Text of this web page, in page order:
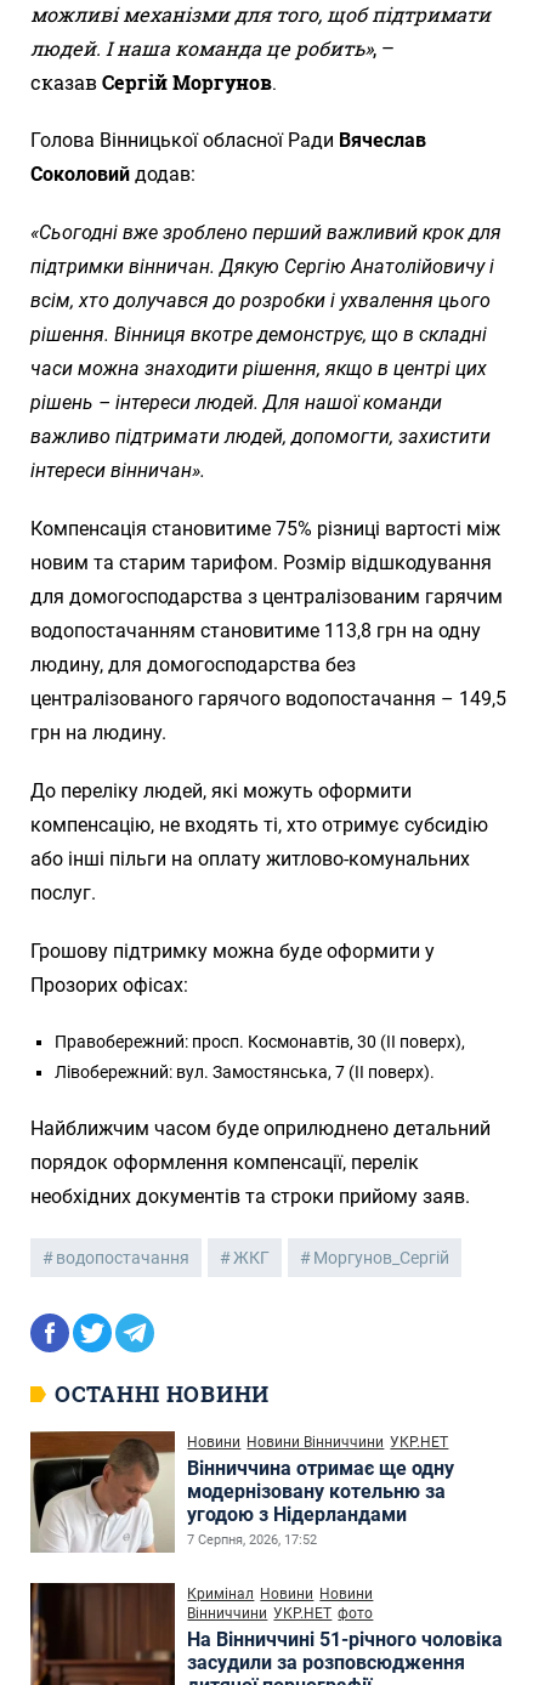
можливі механізми для того, щоб підтримати
людей. І наша команда це робить», –
сказавСергій Моргунов.
Голова Вінницької обласної Ради Вячеслав
Соколовий додав:
«Сьогодні вже зроблено перший важливий крок для
підтримки вінничан. Дякую Сергію Анатолійовичу і
всім, хто долучався до розробки і ухвалення цього
рішення. Вінниця вкотре демонструє, що в складні
часи можна знаходити рішення, якщо в центрі цих
рішень – інтереси людей. Для нашої команди
важливо підтримати людей, допомогти, захистити
інтереси вінничан».
Компенсація становитиме 75% різниці вартості між
новим та старим тарифом. Розмір відшкодування
для домогосподарства з централізованим гарячим
водопостачанням становитиме 113,8 грн на одну
людину, для домогосподарства без
централізованого гарячого водопостачання – 149,5
грн на людину.
До переліку людей, які можуть оформити
компенсацію, не входять ті, хто отримує субсидію
або інші пільги на оплату житлово-комунальних
послуг.
Грошову підтримку можна буде оформити у
Прозорих офісах:
Правобережний: просп. Космонавтів, 30 (II поверх),
Лівобережний: вул. Замостянська, 7 (II поверх).
Найближчим часом буде оприлюднено детальний
порядок оформлення компенсації, перелік
необхідних документів та строки прийому заяв.
водопостачання ЖКГ Моргунов_Сергій
ОСТАННІ НОВИНИ
Новини Новини Вінниччини УКР.НЕТ
Вінниччина отримає ще одну
модернізовану котельню за
угодою з Нідерландами
7 Серпня, 2026, 17:52
Кримінал Новини Новини
Вінниччини УКР.НЕТ фото
На Вінниччині 51-річного чоловіка
засудили за розповсюдження